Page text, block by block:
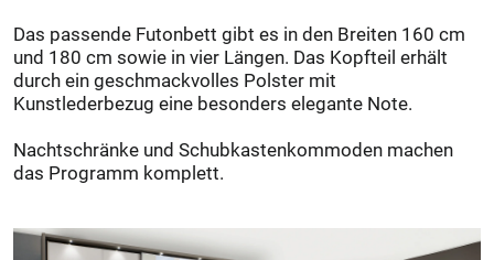
Das passende Futonbett gibt es in den Breiten 160 cm
und 180 cm sowie in vier Längen. Das Kopfteil erhält
durch ein geschmackvolles Polster mit
Kunstlederbezug eine besonders elegante Note.
Nachtschränke und Schubkastenkommoden machen
das Programm komplett.